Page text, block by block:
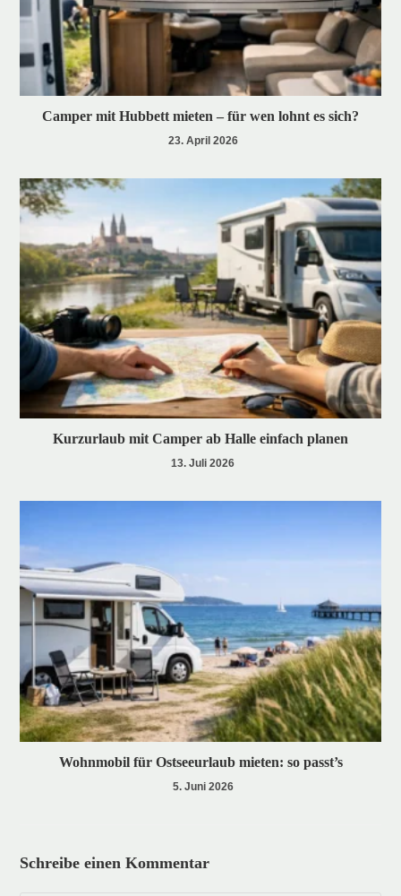
Camper mit Hubbett mieten – für wen lohnt es sich?
23. April 2026
Kurzurlaub mit Camper ab Halle einfach planen
13. Juli 2026
Wohnmobil für Ostseeurlaub mieten: so passt’s
5. Juni 2026
Schreibe einen Kommentar